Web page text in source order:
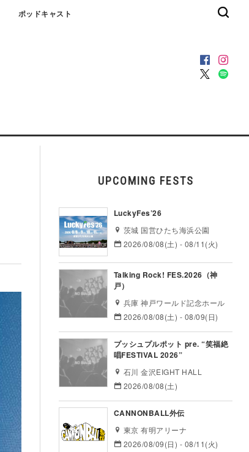
ポッドキャスト
UPCOMING FESTS
LuckyFes’26
茨城 国営ひたち海浜公園
2026/08/08(土) - 08/11(火)
Talking Rock! FES.2026（神
戸）
兵庫 神戸ワールド記念ホール
2026/08/08(土) - 08/09(日)
プッシュプルポット pre. “笑福絶
唱FESTIVAL 2026”
石川 金沢EIGHT HALL
2026/08/08(土)
CANNONBALL外伝
東京 有明アリーナ
2026/08/09(日) - 08/11(火)